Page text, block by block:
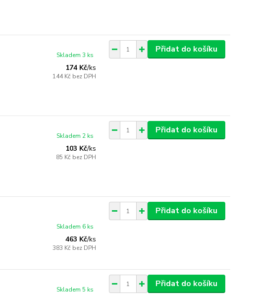
174 Kč/ks
144 Kč bez DPH
Skladem 3 ks
Přidat do košíku
103 Kč/ks
85 Kč bez DPH
Skladem 2 ks
Přidat do košíku
463 Kč/ks
383 Kč bez DPH
Skladem 6 ks
Přidat do košíku
Skladem 5 ks
Přidat do košíku